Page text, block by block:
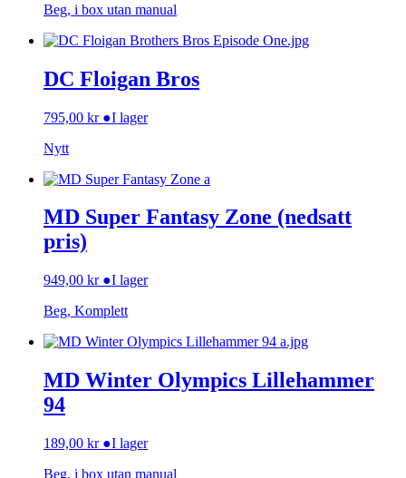
Beg, i box utan manual
DC Floigan Bros
795,00 kr ●I lager
Nytt
MD Super Fantasy Zone (nedsatt
pris)
949,00 kr ●I lager
Beg, Komplett
MD Winter Olympics Lillehammer
94
189,00 kr ●I lager
Beg, i box utan manual